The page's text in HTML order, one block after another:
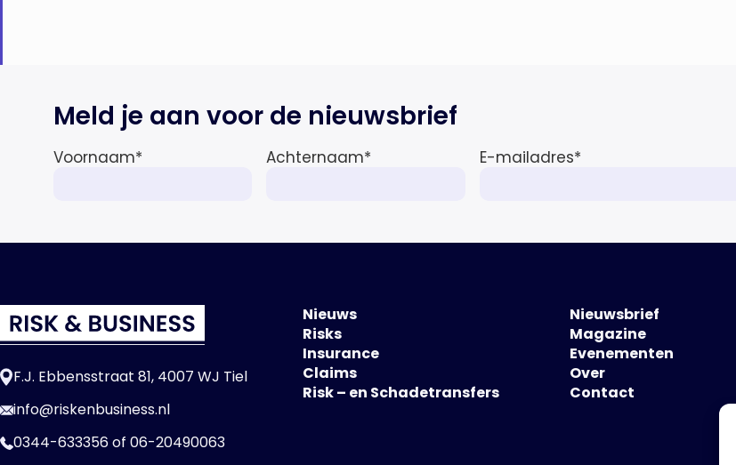
Meld je aan voor de nieuwsbrief
Voornaam* Achternaam* E-mailadres*
F.J. Ebbensstraat 81, 4007 WJ Tiel
info@riskenbusiness.nl
0344-633356of 06-20490063
Nieuws
Risks
Insurance
Claims
Risk – en Schadetransfers
Nieuwsbrief
Magazine
Evenementen
Over
Contact